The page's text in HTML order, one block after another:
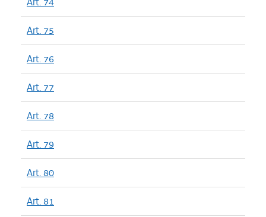
Art. 75
Art. 76
Art. 77
Art. 78
Art. 79
Art. 80
Art. 81